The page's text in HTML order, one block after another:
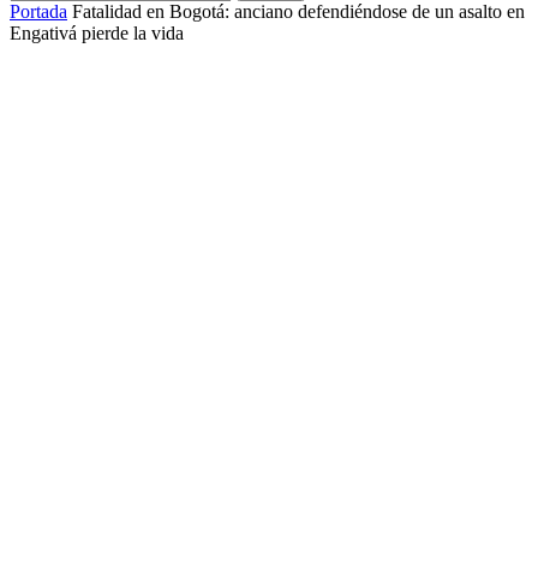
Portada Fatalidad en Bogotá: anciano defendiéndose de un asalto en
Engativá pierde la vida